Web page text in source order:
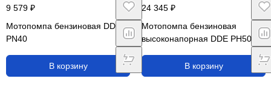
9 579 ₽
Мотопомпа бензиновая DDE
PN40
В корзину
24 345 ₽
Мотопомпа бензиновая
высоконапорная DDE PH50-80
В корзину